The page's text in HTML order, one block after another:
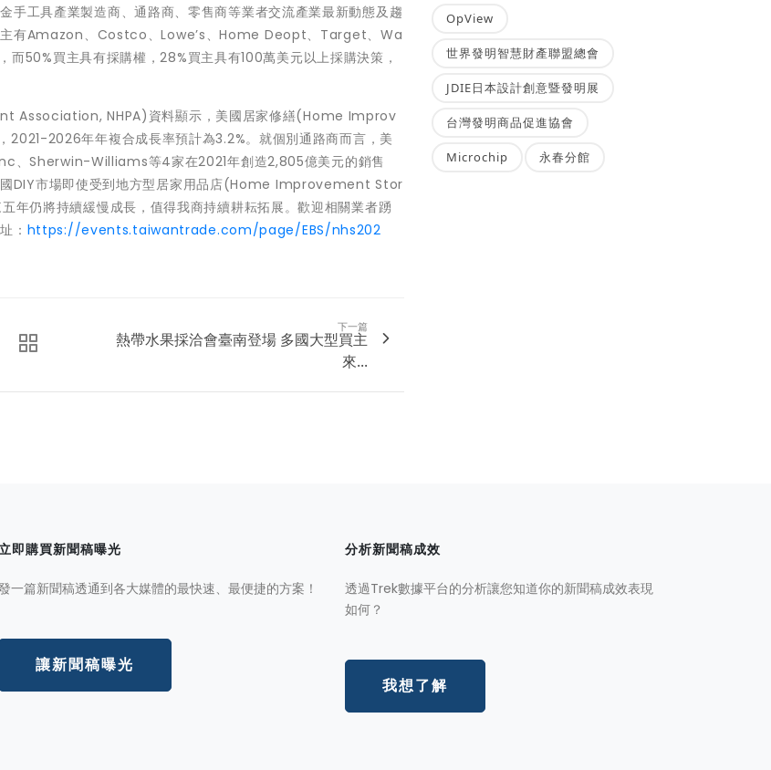
手工具產業製造商、通路商、零售商等業者交流產業最新動態及趨
主有Amazon、Costco、Lowe’s、Home Deopt、Target、Wa
50%買主具有採購權，28%買主具有100萬美元以上採購決策，
Association, NHPA)資料顯示，美國居家修繕(Home Improv
2026年年複合成長率預計為3.2%。就個別通路商而言，美
、Sherwin-Williams等4家在2021年創造2,805億美元的銷售
國DIY市場即使受到地方型居家用品店(Home Improvement Stor
年仍將持續緩慢成長，值得我商持續耕耘拓展。歡迎相關業者踴
： https://events.taiwantrade.com/page/EBS/nhs202
下一篇
熱帶水果採洽會臺南登場 多國大型買主
來...
OpView
世界發明智慧財產聯盟總會
JDIE日本設計創意暨發明展
台灣發明商品促進協會
Microchip 永春分館
即購買新聞稿曝光
一篇新聞稿透通到各大媒體的最快速、最便捷的方案！
讓新聞稿曝光
分析新聞稿成效
透過Trek數據平台的分析讓您知道你的新聞稿成效表現
如何？
我想了解